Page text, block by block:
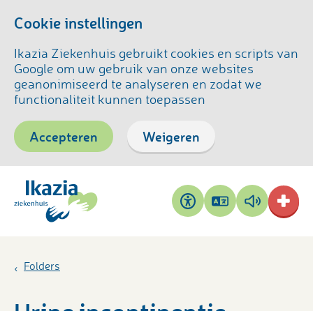
Cookie instellingen
Ikazia Ziekenhuis gebruikt cookies en scripts van
Google om uw gebruik van onze websites
geanonimiseerd te analyseren en zodat we
functionaliteit kunnen toepassen
Accepteren Weigeren
Toegankelijkheid
Pagina
vertalen
Pagina
voorlezen
Folders